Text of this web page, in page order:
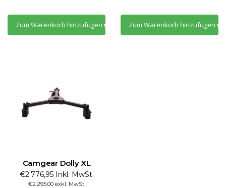
Zum Warenkorb hinzufügen Zum Warenkorb hinzufügen
Camgear Dolly XL
€2.776,95 Inkl. MwSt.
€2.295,00 exkl. MwSt.